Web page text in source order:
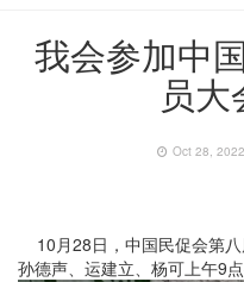
我会参加中
员
Oct 28,
10 月28日，中国民促会第
孙德声、运建立、杨可上午9